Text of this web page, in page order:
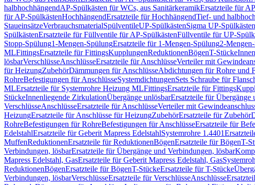
halbhochhängendAP-Spülkästen für WCs, aus SanitärkeramikErsatzteile für
für AP-SpülkästenHochhängendErsatzteile für HochhängendTief- und
StaueinsätzeVerbrauchsmaterialSpülventileUP-SpülkästenSigma UP-Spülkästen
SpülkästenErsatzteile für Füllventile für AP-SpülkästenFüllventile für UP-
Stopp-Spülung1-Mengen-SpülungErsatzteile für 1-Mengen-Spülung2-
MLFittingsErsatzteile für FittingsKupplungenReduktionenBögenT-Stücke
lösbarVerschlüsseAnschlüsseErsatzteile für AnschlüsseVerteiler mit
für HeizungZubehörDämmungen für AnschlüsseAbdichtungen für Rohre und
RohreBefestigungen für AnschlüsseSystemdichtungenSets Schraube für
MLErsatzteile für Systemrohre Heizung MLFittingsErsatzteile für Fittings
StückeInnenliegende ZirkulationÜbergänge unlösbarErsatzteile für Übergänge
VerschlüsseAnschlüsseErsatzteile für AnschlüsseVerteiler mit
HeizungErsatzteile für Anschlüsse für HeizungZubehörErsatzteile für Zubehör
RohreBefestigungen für RohreBefestigungen für AnschlüsseErsatzteile für
EdelstahlErsatzteile für Geberit Mapress EdelstahlSystemrohre 1.4401
MuffenReduktionenErsatzteile für ReduktionenBögenErsatzteile für BögenT-
Verbindungen, lösbarErsatzteile für Übergänge und Verbindungen, lösbar
Mapress Edelstahl, GasErsatzteile für Geberit Mapress Edelstahl, Gas
ReduktionenBögenErsatzteile für BögenT-StückeErsatzteile für T-Stücke
Verbindungen, lösbarVerschlüsseErsatzteile für VerschlüsseAnschlüsse